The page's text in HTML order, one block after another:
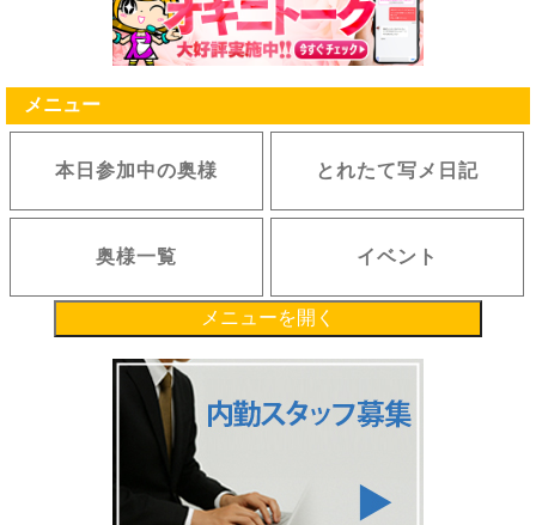
メニュー
本日参加中の奥様 とれたて写メ日記
奥様一覧 イベント
メニューを開く